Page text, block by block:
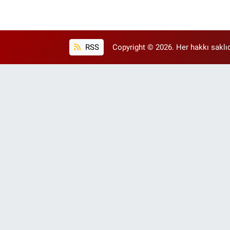
RSS Copyright © 2026. Her hakkı